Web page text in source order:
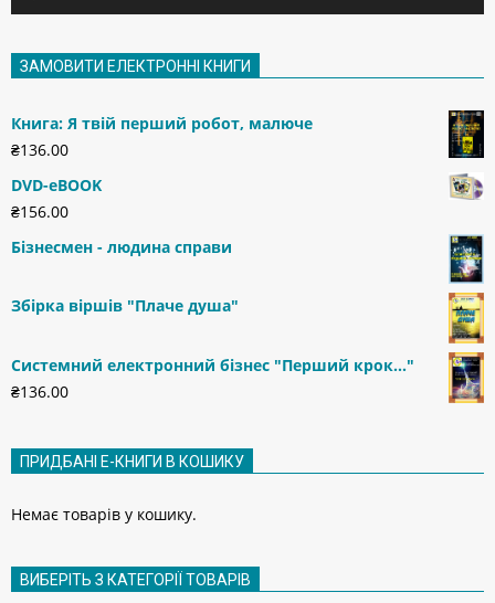
ЗАМОВИТИ ЕЛЕКТРОННІ КНИГИ
Книга: Я твій перший робот, малюче
₴136.00
DVD-eBOOK
₴156.00
Бізнесмен - людина справи
Збірка віршів "Плаче душа"
Системний електронний бізнес "Перший крок..."
₴136.00
ПРИДБАНІ Е-КНИГИ В КОШИКУ
Немає товарів у кошику.
ВИБЕРІТЬ З КАТЕГОРІЇ ТОВАРІВ